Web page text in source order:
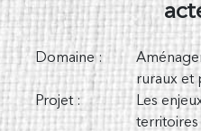
Domaine :
ruraux et
Projet :
Les
territoires